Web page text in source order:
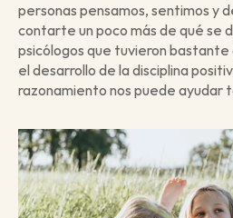
personas pensamos, sentimos y
contarte un poco más de qué se
psicólogos que tuvieron bastante
el desarrollo de la disciplina
razonamiento nos puede ayudar